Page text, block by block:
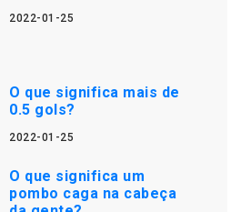
2022-01-25
O que significa mais de
0.5 gols?
2022-01-25
O que significa um
pombo caga na cabeça